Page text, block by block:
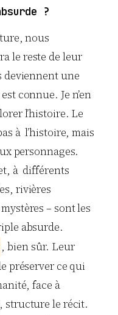
?
nous
le reste de leur
deviennent une
connue. Je n’en
l’histoire. Le
à l’histoire, mais
personnages.
à différents
rivières
– sont les
absurde.
, bien sûr. Leur
préserver ce qui
face à
structure le récit.